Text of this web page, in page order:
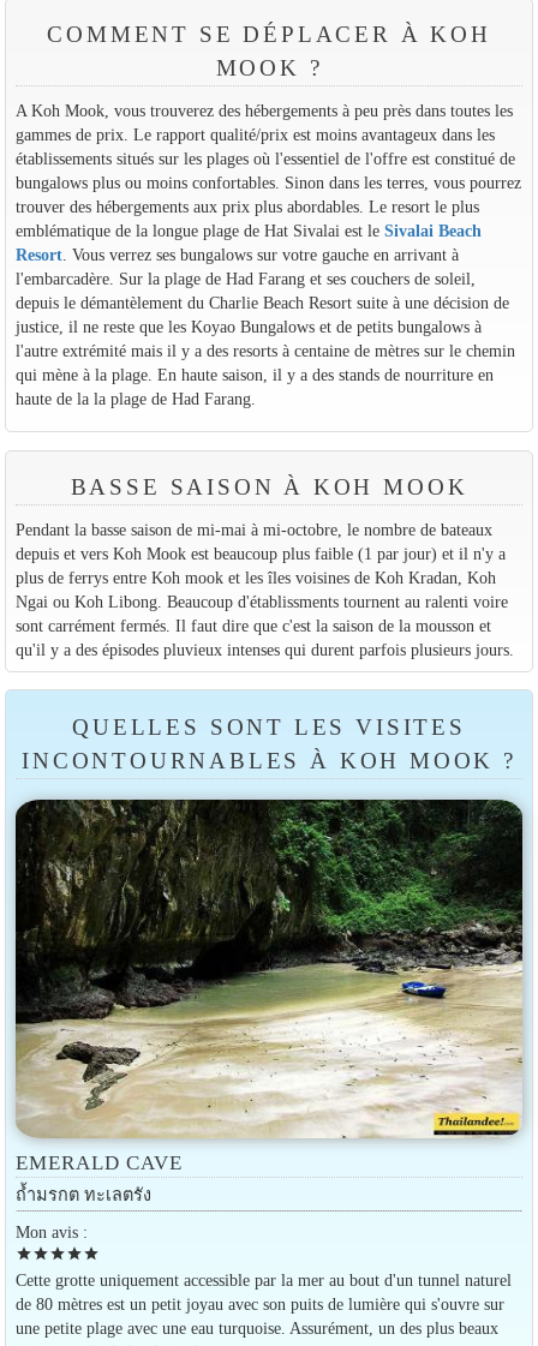
COMMENT SE DÉPLACER À KOH
MOOK ?
A Koh Mook, vous trouverez des hébergements à peu près dans toutes les
gammes de prix. Le rapport qualité/prix est moins avantageux dans les
établissements situés sur les plages où l'essentiel de l'offre est constitué de
bungalows plus ou moins confortables. Sinon dans les terres, vous pourrez
trouver des hébergements aux prix plus abordables. Le resort le plus
emblématique de la longue plage de Hat Sivalai est le Sivalai Beach
Resort. Vous verrez ses bungalows sur votre gauche en arrivant à
l'embarcadère. Sur la plage de Had Farang et ses couchers de soleil,
depuis le démantèlement du Charlie Beach Resort suite à une décision de
justice, il ne reste que les Koyao Bungalows et de petits bungalows à
l'autre extrémité mais il y a des resorts à centaine de mètres sur le chemin
qui mène à la plage. En haute saison, il y a des stands de nourriture en
haute de la la plage de Had Farang.
BASSE SAISON À KOH MOOK
Pendant la basse saison de mi-mai à mi-octobre, le nombre de bateaux
depuis et vers Koh Mook est beaucoup plus faible (1 par jour) et il n'y a
plus de ferrys entre Koh mook et les îles voisines de Koh Kradan, Koh
Ngai ou Koh Libong. Beaucoup d'établissments tournent au ralenti voire
sont carrément fermés. Il faut dire que c'est la saison de la mousson et
qu'il y a des épisodes pluvieux intenses qui durent parfois plusieurs jours.
QUELLES SONT LES VISITES
INCONTOURNABLES À KOH MOOK ?
EMERALD CAVE
ถ้ำมรกต ทะเลตรัง
Mon avis :
starstarstarstarstar
Cette grotte uniquement accessible par la mer au bout d'un tunnel naturel
de 80 mètres est un petit joyau avec son puits de lumière qui s'ouvre sur
une petite plage avec une eau turquoise. Assurément, un des plus beaux